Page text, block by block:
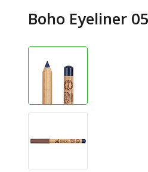
Boho Eyeliner